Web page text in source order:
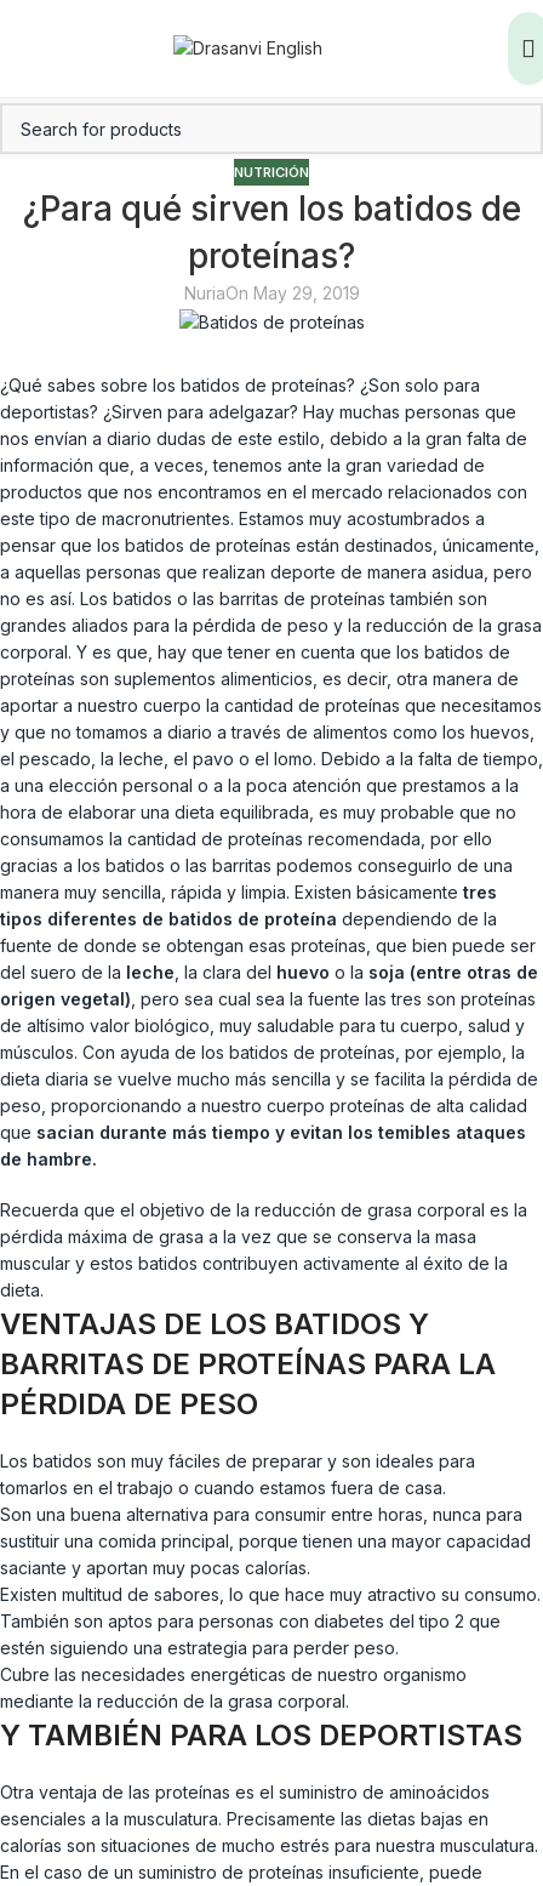
NUTRICIÓN
¿Para qué sirven los batidos de
proteínas?
NuriaOn May 29, 2019
¿Qué sabes sobre los batidos de proteínas? ¿Son solo para
deportistas? ¿Sirven para adelgazar? Hay muchas personas que
nos envían a diario dudas de este estilo, debido a la gran falta de
información que, a veces, tenemos ante la gran variedad de
productos que nos encontramos en el mercado relacionados con
este tipo de macronutrientes. Estamos muy acostumbrados a
pensar que los batidos de proteínas están destinados, únicamente,
a aquellas personas que realizan deporte de manera asidua, pero
no es así. Los batidos o las barritas de proteínas también son
grandes aliados para la pérdida de peso y la reducción de la grasa
corporal. Y es que, hay que tener en cuenta que los batidos de
proteínas son suplementos alimenticios, es decir, otra manera de
aportar a nuestro cuerpo la cantidad de proteínas que necesitamos
y que no tomamos a diario a través de alimentos como los huevos,
el pescado, la leche, el pavo o el lomo. Debido a la falta de tiempo,
a una elección personal o a la poca atención que prestamos a la
hora de elaborar una dieta equilibrada, es muy probable que no
consumamos la cantidad de proteínas recomendada, por ello
gracias a los batidos o las barritas podemos conseguirlo de una
manera muy sencilla, rápida y limpia. Existen básicamente tres
tipos diferentes de batidos de proteína dependiendo de la
fuente de donde se obtengan esas proteínas, que bien puede ser
del suero de la leche , la clara del huevo o la soja (entre otras de
origen vegetal) , pero sea cual sea la fuente las tres son proteínas
de altísimo valor biológico, muy saludable para tu cuerpo, salud y
músculos. Con ayuda de los batidos de proteínas, por ejemplo, la
dieta diaria se vuelve mucho más sencilla y se facilita la pérdida de
peso, proporcionando a nuestro cuerpo proteínas de alta calidad
que sacian durante más tiempo y evitan los temibles ataques
de hambre.
Recuerda que el objetivo de la reducción de grasa corporal es la
pérdida máxima de grasa a la vez que se conserva la masa
muscular y estos batidos contribuyen activamente al éxito de la
dieta.
VENTAJAS DE LOS BATIDOS Y
BARRITAS DE PROTEÍNAS PARA LA
PÉRDIDA DE PESO
Los batidos son muy fáciles de preparar y son ideales para
tomarlos en el trabajo o cuando estamos fuera de casa.
Son una buena alternativa para consumir entre horas, nunca para
sustituir una comida principal, porque tienen una mayor capacidad
saciante y aportan muy pocas calorías.
Existen multitud de sabores, lo que hace muy atractivo su consumo.
También son aptos para personas con diabetes del tipo 2 que
estén siguiendo una estrategia para perder peso.
Cubre las necesidades energéticas de nuestro organismo
mediante la reducción de la grasa corporal.
Y TAMBIÉN PARA LOS DEPORTISTAS
Otra ventaja de las proteínas es el suministro de aminoácidos
esenciales a la musculatura. Precisamente las dietas bajas en
calorías son situaciones de mucho estrés para nuestra musculatura.
En el caso de un suministro de proteínas insuficiente, puede